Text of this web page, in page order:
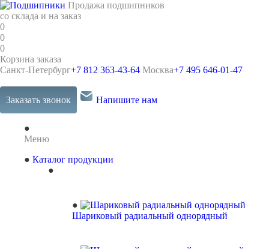
Продажа подшипников
со склада и на заказ
0
0
0
Корзина заказа
Санкт-Петербург+7 812 363-43-64 Москва+7 495 646-01-47
Заказать звонок Напишите нам
Меню
Каталог продукции
Шариковый радиальный однорядный